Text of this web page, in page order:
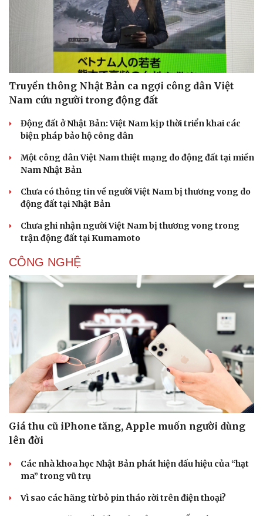
Văn hóa
Văn học
Âm nhạc
Giải trí
Thời trang
Truyền thông Nhật Bản ca ngợi công dân Việt
Nam cứu người trong động đất
Động đất ở Nhật Bản: Việt Nam kịp thời triển khai các
biện pháp bảo hộ công dân
Một công dân Việt Nam thiệt mạng do động đất tại miền
Nam Nhật Bản
Chưa có thông tin về người Việt Nam bị thương vong do
động đất tại Nhật Bản
Chưa ghi nhận người Việt Nam bị thương vong trong
trận động đất tại Kumamoto
CÔNG NGHỆ
Giá thu cũ iPhone tăng, Apple muốn người dùng
lên đời
Các nhà khoa học Nhật Bản phát hiện dấu hiệu của “hạt
ma” trong vũ trụ
Vì sao các hãng từ bỏ pin tháo rời trên điện thoại?